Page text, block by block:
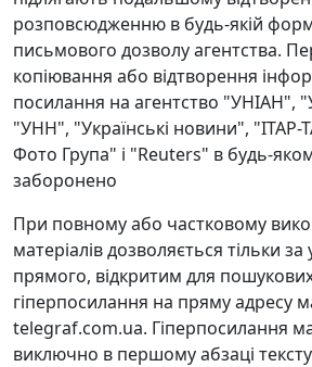
розповсюдженню в будь-якій
письмового дозволу агентства.
копіювання або відтворення
посилання на агентство "УНІАН",
"УНН", "Українські новини", "ІТАР-
Фото Група" і "Reuters" в будь-
заборонено
При повному або частковому
матеріалів дозволяється тільки
прямого, відкритим для
гіперпосилання на пряму адресу
telegraf.com.ua. Гіперпосилання
виключно в першому абзаці